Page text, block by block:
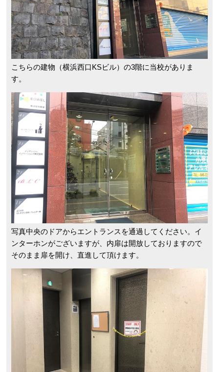
こちらの建物（横浜西口KSビル）の3階に当校がありま
す。
写真中央のドアからエントランスを通過してください。 イ
ンターホンがございますが、内扉は開放しておりますので
そのまま扉を開け、直進して頂けます。